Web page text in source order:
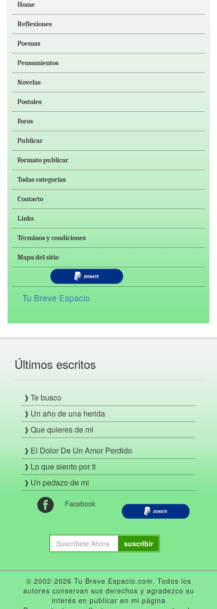
Home
Reflexiones
Poemas
Pensamientos
Novelas
Postales
Foros
Publicar
Formato publicar
Todas categorías
Contacto
Links
Términos y condiciones
Mapa del sitio
Tu Breve Espacio
Últimos escritos
Te busco
Un año de una herida
Que quieres de mi
El Dolor De Un Amor Perdido
Lo que siento por ti
Un pedazo de mi
Facebook
suscribir
© 2002-2026 Tu Breve Espacio.com. Todos los
autores conservan sus derechos y agradezco su
interés en publicar en mi página